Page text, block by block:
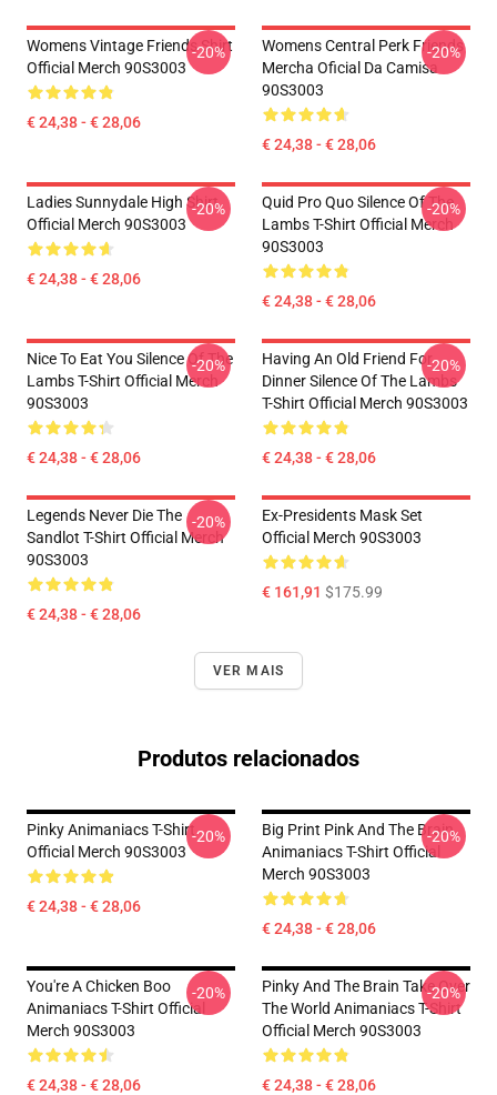
Womens Vintage Friends Shirt
Official Merch 90S3003
€ 24,38 - € 28,06
-20%
Womens Central Perk Friends
Mercha Oficial Da Camisa
90S3003
€ 24,38 - € 28,06
-20%
Ladies Sunnydale High Shirt
Official Merch 90S3003
€ 24,38 - € 28,06
-20%
Quid Pro Quo Silence Of The
Lambs T-Shirt Official Merch
90S3003
€ 24,38 - € 28,06
-20%
Nice To Eat You Silence Of The
Lambs T-Shirt Official Merch
90S3003
€ 24,38 - € 28,06
-20%
Having An Old Friend For
Dinner Silence Of The Lambs
T-Shirt Official Merch 90S3003
€ 24,38 - € 28,06
-20%
Legends Never Die The
Sandlot T-Shirt Official Merch
90S3003
€ 24,38 - € 28,06
-20%
Ex-Presidents Mask Set
Official Merch 90S3003
€ 161,91 $175.99
VER MAIS
Produtos relacionados
Pinky Animaniacs T-Shirt
Official Merch 90S3003
€ 24,38 - € 28,06
-20%
Big Print Pink And The Brain
Animaniacs T-Shirt Official
Merch 90S3003
€ 24,38 - € 28,06
-20%
You're A Chicken Boo
Animaniacs T-Shirt Official
Merch 90S3003
€ 24,38 - € 28,06
-20%
Pinky And The Brain Take Over
The World Animaniacs T-Shirt
Official Merch 90S3003
€ 24,38 - € 28,06
-20%